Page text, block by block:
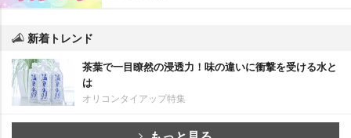
新着トレンド
茶葉で一目瞭然の浸透力！味の違いに衝撃を受ける水と
は
オリコンタイアップ特集